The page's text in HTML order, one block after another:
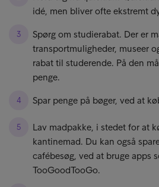
idé, men bliver ofte ekstremt
Spørg om studierabat. Der er
transportmuligheder, museer
rabat til studerende. På den
penge.
Spar penge på bøger, ved at
Lav madpakke, i stedet for at
kantinemad. Du kan også
cafébesøg, ved at bruge apps
TooGoodTooGo.